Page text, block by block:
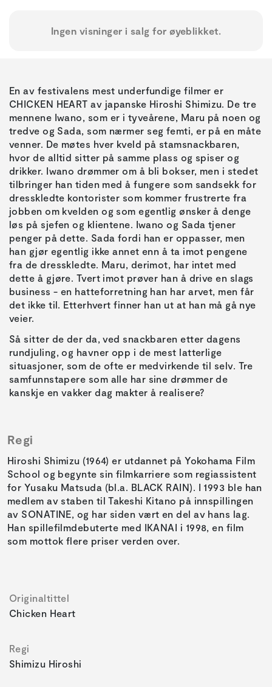
Ingen visninger i salg for øyeblikket.
En av festivalens mest underfundige filmer er
CHICKEN HEART av japanske Hiroshi Shimizu. De tre
mennene Iwano, som er i tyveårene, Maru på noen og
tredve og Sada, som nærmer seg femti, er på en måte
venner. De møtes hver kveld på stamsnackbaren,
hvor de alltid sitter på samme plass og spiser og
drikker. Iwano drømmer om å bli bokser, men i stedet
tilbringer han tiden med å fungere som sandsekk for
dresskledte kontorister som kommer frustrerte fra
jobben om kvelden og som egentlig ønsker å denge
løs på sjefen og klientene. Iwano og Sada tjener
penger på dette. Sada fordi han er oppasser, men
han gjør egentlig ikke annet enn å ta imot pengene
fra de dresskledte. Maru, derimot, har intet med
dette å gjøre. Tvert imot prøver han å drive en slags
business - en hatteforretning han har arvet, men får
det ikke til. Etterhvert finner han ut at han må gå nye
veier.
Så sitter de der da, ved snackbaren etter dagens
rundjuling, og havner opp i de mest latterlige
situasjoner, som de ofte er medvirkende til selv. Tre
samfunnstapere som alle har sine drømmer de
kanskje en vakker dag makter å realisere?
Regi
Hiroshi Shimizu (1964) er utdannet på Yokohama Film
School og begynte sin filmkarriere som regiassistent
for Yusaku Matsuda (bl.a. BLACK RAIN). I 1993 ble han
medlem av staben til Takeshi Kitano på innspillingen
av SONATINE, og har siden vært en del av hans lag.
Han spillefilmdebuterte med IKANAI i 1998, en film
som mottok flere priser verden over.
Originaltittel
Chicken Heart
Regi
Shimizu Hiroshi